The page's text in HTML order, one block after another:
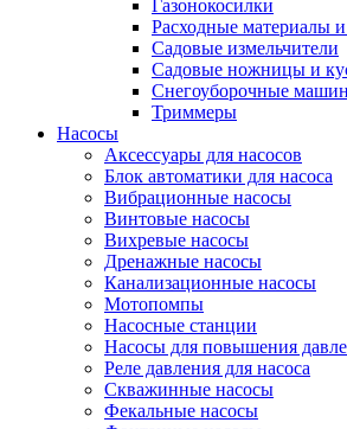
Газонокосилки
Расходные материалы
Садовые измельчители
Садовые ножницы и
Снегоуборочные
Триммеры
Насосы
Аксессуары для насосов
Блок автоматики для насоса
Вибрационные насосы
Винтовые насосы
Вихревые насосы
Дренажные насосы
Канализационные насосы
Мотопомпы
Насосные станции
Насосы для повышения
Реле давления для насоса
Скважинные насосы
Фекальные насосы